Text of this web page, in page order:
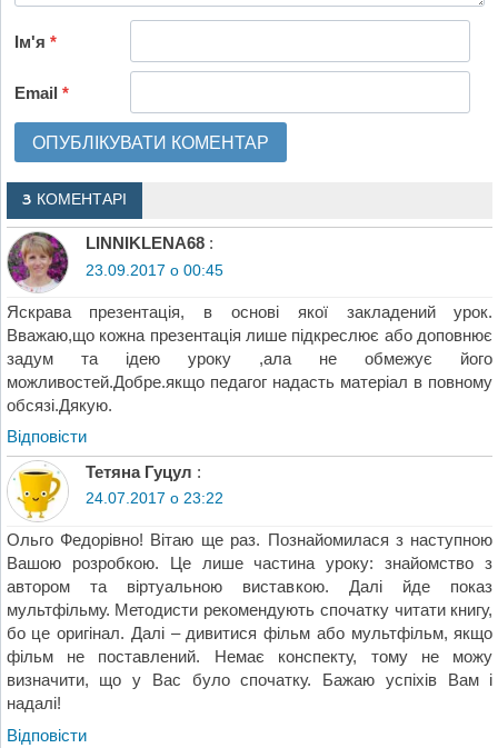
Ім'я*
Email*
3 КОМЕНТАРІ
LINNIKLENA68 :
23.09.2017 о 00:45
Яскрава презентація, в основі якої закладений урок.
Вважаю,що кожна презентація лише підкреслює або доповнює
задум та ідею уроку ,ала не обмежує його
можливостей.Добре.якщо педагог надасть матеріал в повному
обсязі.Дякую.
Відповіcти
Тетяна Гуцул :
24.07.2017 о 23:22
Ольго Федорівно! Вітаю ще раз. Познайомилася з наступною
Вашою розробкою. Це лише частина уроку: знайомство з
автором та віртуальною виставкою. Далі йде показ
мультфільму. Методисти рекомендують спочатку читати книгу,
бо це оригінал. Далі – дивитися фільм або мультфільм, якщо
фільм не поставлений. Немає конспекту, тому не можу
визначити, що у Вас було спочатку. Бажаю успіхів Вам і
надалі!
Відповіcти